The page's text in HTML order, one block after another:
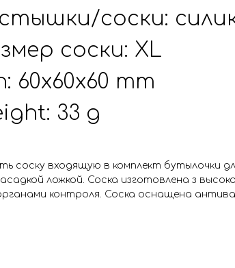
соски:
соски: XL
60x60x60 mm
33 g
соску входящую в комплект бутылочки
ложкой. Соска изготовлена з
контроля. Соска оснащена